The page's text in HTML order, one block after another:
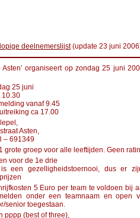
deelnemerslijst(update 23 juni
Asten’ organiseert op zondag 25 juni
25 juni
10.30
vanaf 9.45
ca 17.00
Asten,
– 691349
grote groep voor alle leeftijden. Geen
voor de 1e drie
een gezelligheidstoernooi, dus er
5 Euro per team te voldoen bij
onder een teamnaam en open
senior toegestaan.
pppp (best of three),